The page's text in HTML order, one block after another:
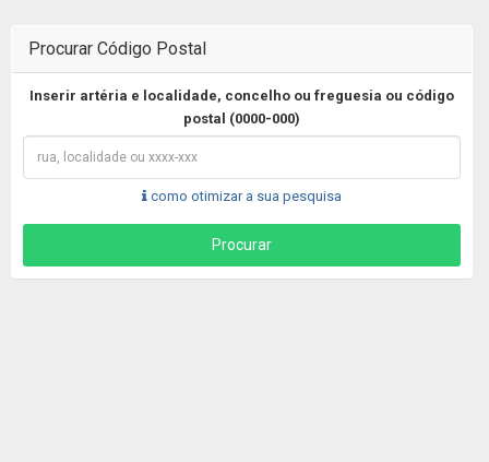
Procurar Código Postal
Inserir artéria e localidade, concelho ou freguesia ou código
postal (0000-000)
como otimizar a sua pesquisa